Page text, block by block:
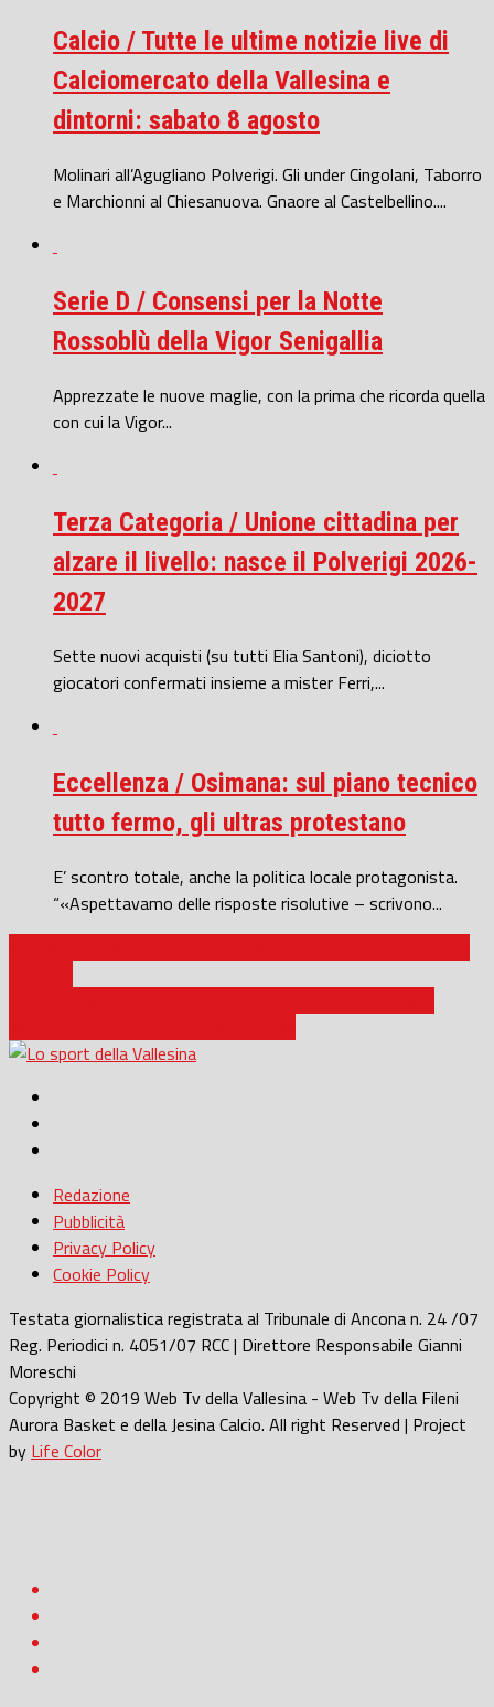
Calcio / Tutte le ultime notizie live di
Calciomercato della Vallesina e
dintorni: sabato 8 agosto
Molinari all’Agugliano Polverigi. Gli under Cingolani, Taborro
e Marchionni al Chiesanuova. Gnaore al Castelbellino....
Serie D / Consensi per la Notte
Rossoblù della Vigor Senigallia
Apprezzate le nuove maglie, con la prima che ricorda quella
con cui la Vigor...
Terza Categoria / Unione cittadina per
alzare il livello: nasce il Polverigi 2026-
2027
Sette nuovi acquisti (su tutti Elia Santoni), diciotto
giocatori confermati insieme a mister Ferri,...
Eccellenza / Osimana: sul piano tecnico
tutto fermo, gli ultras protestano
E’ scontro totale, anche la politica locale protagonista.
“«Aspettavamo delle risposte risolutive – scrivono...
Redazione
Pubblicità
Privacy Policy
Cookie Policy
Testata giornalistica registrata al Tribunale di Ancona n. 24 /07
Reg. Periodici n. 4051/07 RCC | Direttore Responsabile Gianni
Moreschi
Copyright © 2019 Web Tv della Vallesina - Web Tv della Fileni
Aurora Basket e della Jesina Calcio. All right Reserved | Project
by Life Color